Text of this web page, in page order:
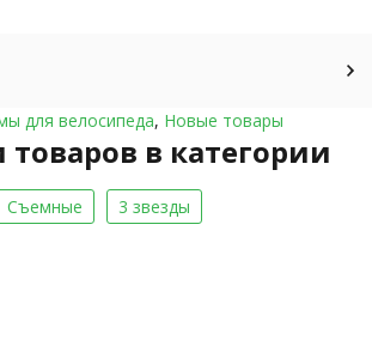
для велосипеда, Новые товары
в категории
Съемные 3 звезды